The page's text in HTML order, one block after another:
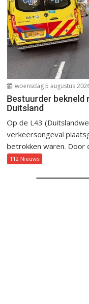
woensdag 5 augustus
Bestuurder bekneld
Duitsland
Op de L43
verkeersongeval
betrokken waren. Door
112 Nieuws